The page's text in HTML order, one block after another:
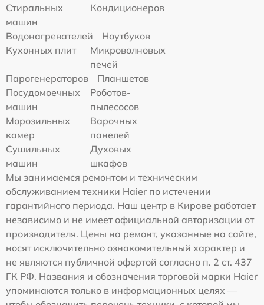
Стиральных
машин
Кондиционеров
Водонагревателей
Ноутбуков
Кухонных плит
Микроволновых
печей
Парогенераторов
Планшетов
Посудомоечных
машин
Роботов-
пылесосов
Морозильных
камер
Варочных
панелей
Сушильных
машин
Духовых
шкафов
Мы занимаемся ремонтом и техническим
обслуживанием техники Haier по истечении
гарантийного периода. Наш центр в Кирове работает
независимо и не имеет официальной авторизации от
производителя. Цены на ремонт, указанные на сайте,
носят исключительно ознакомительный характер и
не являются публичной офертой согласно п. 2 ст. 437
ГК РФ. Названия и обозначения торговой марки Haier
упоминаются только в информационных целях —